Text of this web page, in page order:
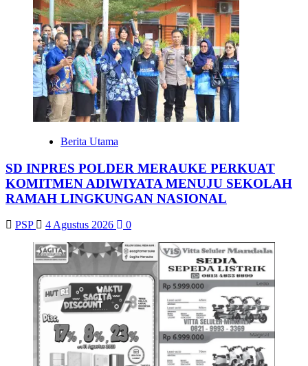
Berita Utama
SD INPRES POLDER MERAUKE PERKUAT
KOMITMEN ADIWIYATA MENUJU SEKOLAH
RAMAH LINGKUNGAN NASIONAL
PSP 4 Agustus 2026 0